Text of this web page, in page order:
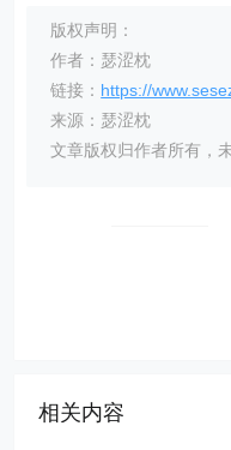
版权声明：
作者：瑟涩枕
链接： https://
来源：瑟涩枕
文章版权归作者所有，
相关内容